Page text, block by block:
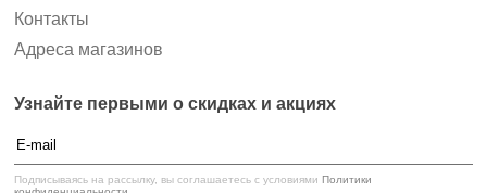
Контакты
Адреса магазинов
Узнайте первыми о скидках и акциях
Подписываясь на рассылку, вы соглашаетесь с условиями Политики